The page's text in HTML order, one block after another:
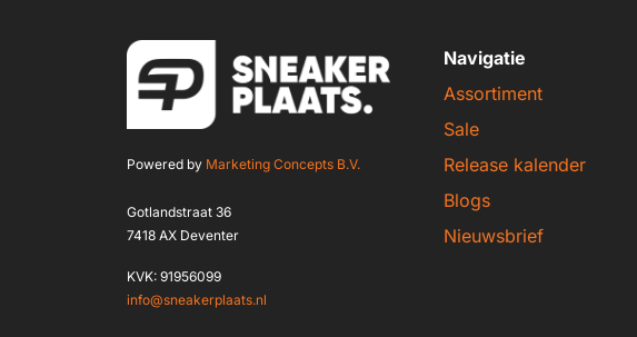
Powered by Marketing Concepts B.V.
Gotlandstraat 36
7418 AX Deventer
KVK: 91956099
info@sneakerplaats.nl
Navigatie
Assortiment
Sale
Release kalender
Blogs
Nieuwsbrief